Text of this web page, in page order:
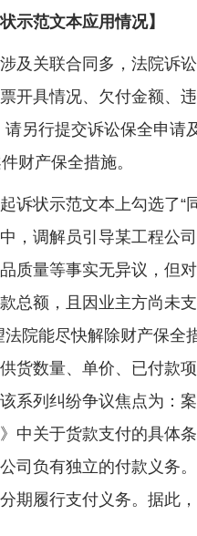
范文本应用情况】
关联合同多，法院诉讼
开具情况、欠付金额、
请另行提交诉讼保全申
财产保全措施。
状示范文本上勾选了“
，调解员引导某工程公
质量等事实无异议，但
总额，且因业主方尚未
法院能尽快解除财产保
货数量、单价、已付款
系列纠纷争议焦点为：
》中关于货款支付的具
司负有独立的付款义务
期履行支付义务。据此